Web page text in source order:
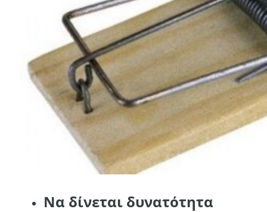
Να δίνεται δυνατότητα